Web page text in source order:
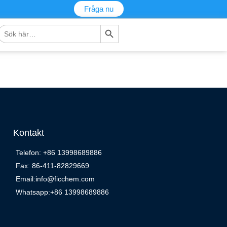
Fråga nu
Sökknapp
Kontakt
Telefon: +86 13998689886
Fax: 86-411-82829669
Email:info@ficchem.com
Whatsapp:+86 13998689886